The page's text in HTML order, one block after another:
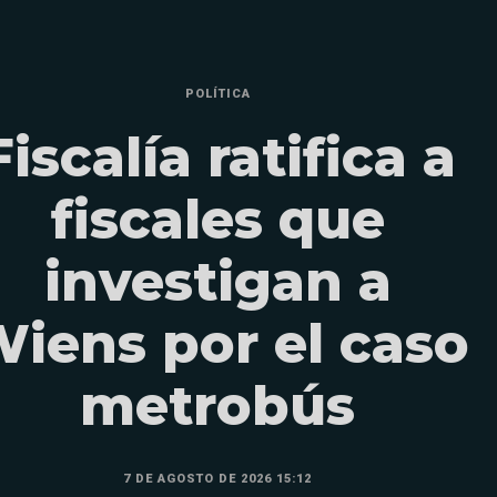
POLÍTICA
ratifica a
fiscales que
investigan a
por el caso
metrobús
7 DE AGOSTO DE 2026 15:12